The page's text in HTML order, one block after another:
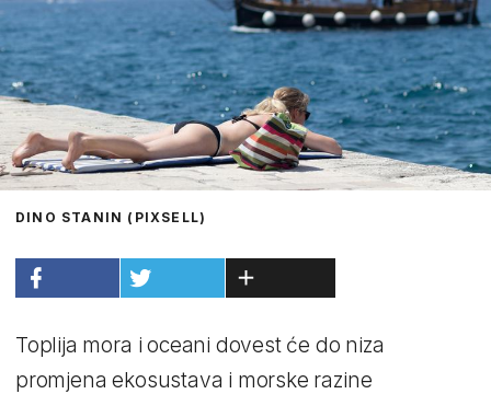
DINO STANIN (PIXSELL)
Toplija mora i oceani dovest će do niza
promjena ekosustava i morske razine